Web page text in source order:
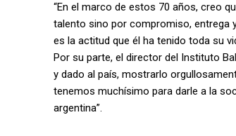
“En el marco de estos 70 años, creo
talento sino por compromiso, entrega
es la actitud que él ha tenido toda su
Por su parte, el director del Instituto
y dado al país, mostrarlo
tenemos muchísimo para darle a la
argentina”.